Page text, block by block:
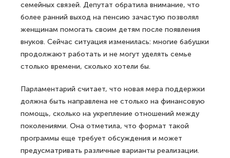
семейных связей. Депутат обратила внимание, что
более ранний выход на пенсию зачастую позволял
женщинам помогать своим детям после появления
внуков. Сейчас ситуация изменилась: многие бабушки
продолжают работать и не могут уделять семье
столько времени, сколько хотели бы.
Парламентарий считает, что новая мера поддержки
должна быть направлена не столько на финансовую
помощь, сколько на укрепление отношений между
поколениями. Она отметила, что формат такой
программы еще требует обсуждения и может
предусматривать различные варианты реализации.